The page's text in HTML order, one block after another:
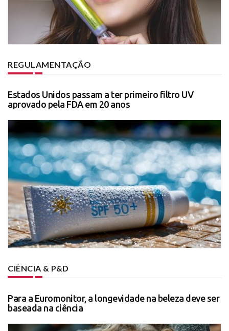
REGULAMENTAÇÃO
Estados Unidos passam a ter primeiro filtro UV
aprovado pela FDA em 20 anos
CIÊNCIA & P&D
Para a Euromonitor, a longevidade na beleza deve ser
baseada na ciência